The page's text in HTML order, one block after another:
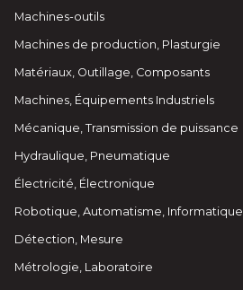
Machines-outils
Machines de production, Plasturgie
Matériaux, Outillage, Composants
Machines, Équipements Industriels
Mécanique, Transmission de puissance
Hydraulique, Pneumatique
Électricité, Électronique
Robotique, Automatisme, Informatique
Détection, Mesure
Métrologie, Laboratoire